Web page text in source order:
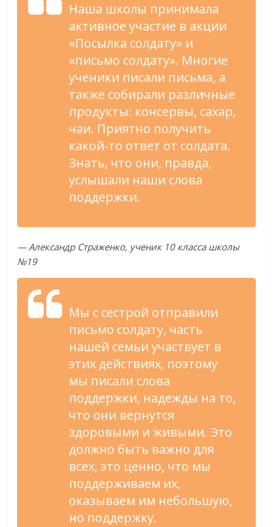
Наша школы принимала
активное участие в акции
«Посылка солдату» и
«письмо солдату». Многие
ученики писали письма, а
также собирали различные
продукты: консервы, сахар,
чаи. Приятно получить
какой-то ответ от солдата.
Знать, что они, правда,
услышали наши слова
поддержки.
— Александр Страженко, ученик 10 класса школы
№19
Мы с сестрой отправили
письмо солдату, часть
нашей семьи участвует в
этих действиях, поэтому
мы писали слова
поддержки, надежды на то,
что они вернутся
здоровыми и живыми. Это
должно быть важно для
всех, это ценно, что мы
поддерживаем их,
оказываем им небольшую,
но поддержку.